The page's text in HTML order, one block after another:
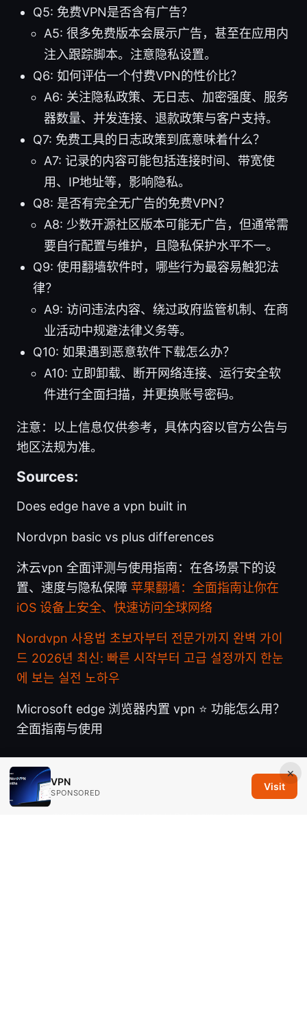
Q5: 免费VPN是否含有广告？
A5: 很多免费版本会展示广告，甚至在应用内
注入跟踪脚本。注意隐私设置。
Q6: 如何评估一个付费VPN的性价比？
A6: 关注隐私政策、无日志、加密强度、服务
器数量、并发连接、退款政策与客户支持。
Q7: 免费工具的日志政策到底意味着什么？
A7: 记录的内容可能包括连接时间、带宽使
用、IP地址等，影响隐私。
Q8: 是否有完全无广告的免费VPN？
A8: 少数开源社区版本可能无广告，但通常需
要自行配置与维护，且隐私保护水平不一。
Q9: 使用翻墙软件时，哪些行为最容易触犯法
律？
A9: 访问违法内容、绕过政府监管机制、在商
业活动中规避法律义务等。
Q10: 如果遇到恶意软件下载怎么办？
A10: 立即卸载、断开网络连接、运行安全软
件进行全面扫描，并更换账号密码。
注意：以上信息仅供参考，具体内容以官方公告与
地区法规为准。
Sources:
Does edge have a vpn built in
Nordvpn basic vs plus differences
沐云vpn 全面评测与使用指南：在各场景下的设
置、速度与隐私保障 苹果翻墙：全面指南让你在
iOS 设备上安全、快速访问全球网络
Nordvpn 사용법 초보자부터 전문가까지 완벽 가이
드 2026년 최신: 빠른 시작부터 고급 설정까지 한눈
에 보는 실전 노하우
Microsoft edge 浏览器内置 vpn ⭐ 功能怎么用？
全面指南与使用
×
VPN
SPONSORED
Visit